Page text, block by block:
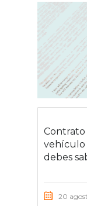
vehículo
debes
20